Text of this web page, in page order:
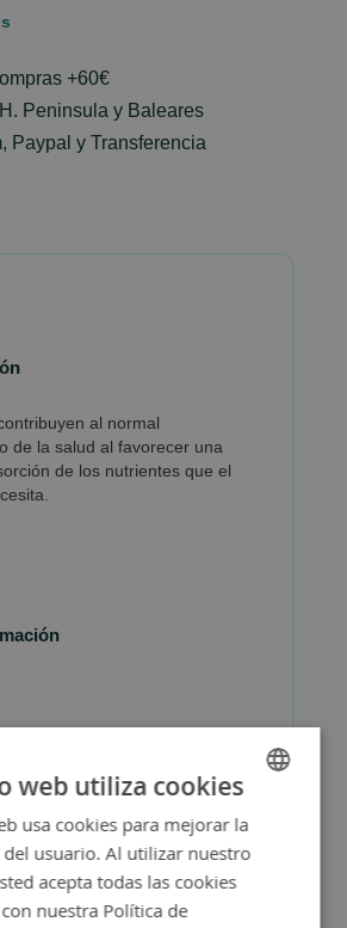
+60€
Peninsula y Baleares
Paypal y Transferencia
al normal
de la salud al favorecer una
de los nutrientes que el
de Compra Producto
SPANISH
ENGLISH
web utiliza cookies
usa cookies para mejorar la
del usuario. Al utilizar nuestro
acepta todas las cookies
nuestra Política de